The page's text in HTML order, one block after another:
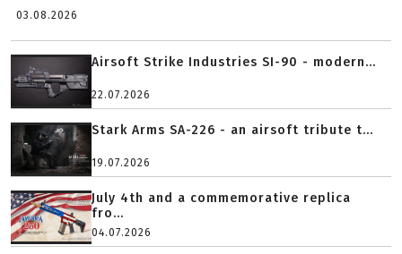
03.08.2026
Airsoft Strike Industries SI-90 - modern...
22.07.2026
Stark Arms SA-226 - an airsoft tribute t...
19.07.2026
July 4th and a commemorative replica
fro...
04.07.2026